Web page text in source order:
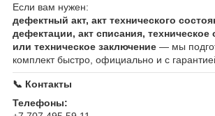
Если вам нужен:
дефектный акт, акт технического
дефектации, акт списания,
или техническое заключение — мы
комплект быстро, официально и с
📞 Контакты
Телефоны: